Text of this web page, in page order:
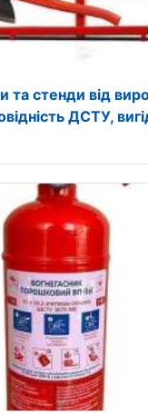
та стенди від
ДСТУ,